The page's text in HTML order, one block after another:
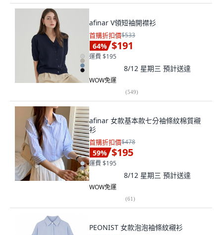
afinar V領短袖開襟衫
首購折扣價$533
64% $191
運費 $195
8/12 星期三 預計送達
WOW免運
(549)
afinar 女款基本款七分袖條紋棉質襯
衫
首購折扣價$478
59% $195
運費 $195
8/12 星期三 預計送達
WOW免運
(61)
PEONIST 女款泡泡袖條紋襯衫